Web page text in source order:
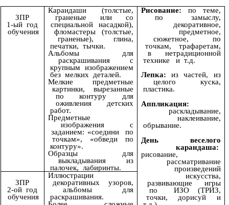
ЗПР
1-ый год
обучения
Карандаши (толстые,
граненые или со
специальной насадкой),
фломастеры (толстые,
граненые), глина,
печатки, тычки.
Альбомы для
раскрашивания с
крупным изображением
без мелких деталей.
Мелкие предметные
картинки, вырезанные
по контуру для
оживления детских
работ.
Предметные
изображения с
заданием: «соедини по
точкам», «обведи по
контуру».
Образцы для
выкладывания из
палочек, лабиринты.
Рисование: по теме,
по замыслу,
декоративное,
предметное,
сюжетное, по
точкам, трафаретам,
в нетрадиционной
технике и т.д.
Лепка: из частей, из
целого куска,
пластика.
Аппликация:
раскладывание,
наклеивание,
обрывание.
День веселого
карандаша:
рисование,
рассматривание
произведений
искусства,
развивающие игры
по ИЗО (ТРИЗ,
точки, дорисуй и
ЗПР
2-ой год
обучения
Иллюстрации
декоративных узоров,
альбомы для
раскрашивания.